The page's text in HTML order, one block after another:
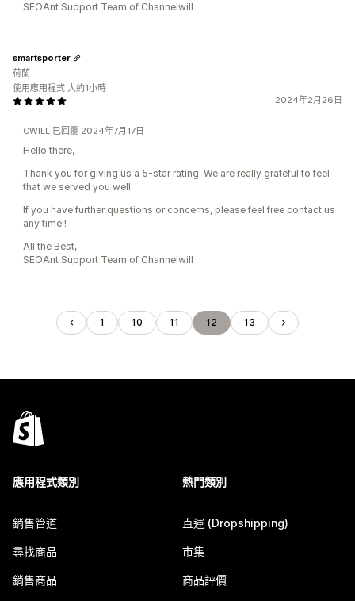
SEOAnt Support Team of Channelwill
2024年2月26日
smartsporter
荷蘭
使用應用程式 大約1小時
CWILL 已回覆 2024年7月17日
Hello there,
Thank you for giving us a 5-star rating. We are really grateful to feel
that we served you well.
If you have further questions or concerns, please feel free contact us
any time!!
All the Best,
SEOAnt Support Team of Channelwill
1 10 11 12 13
應用程式類別
銷售管道
尋找商品
銷售商品
熱門類別
直運 (Dropshipping)
市集
商品評價